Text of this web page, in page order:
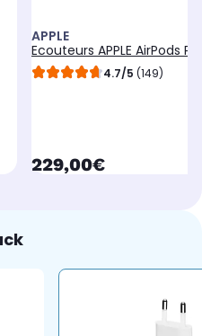
APPLE
Ecouteurs APPLE AirPods
4.7/5 (149)
currentPrice
229,00€